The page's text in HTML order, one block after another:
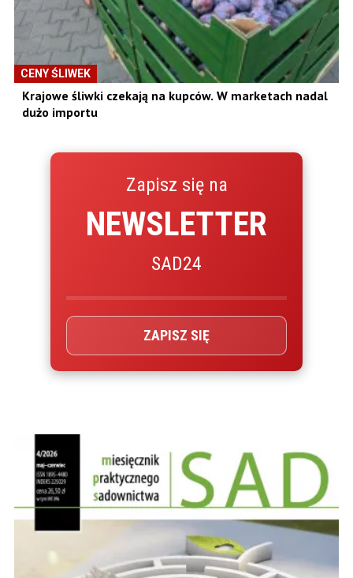
CENY ŚLIWEK
Krajowe śliwki czekają na kupców. W marketach nadal
dużo importu
Zapisz się na
NEWSLETTER
SAD24
ZAPISZ SIĘ